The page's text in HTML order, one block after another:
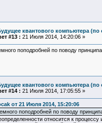
квантового компьютера (по
#13 : 21 Июля 2014, 14:20:06 »
поподробней по поводу
квантового компьютера (по
#14 : 21 Июля 2014, 17:05:55 »
от 21 Июля 2014, 15:20:06
поподробней по поводу
относится к